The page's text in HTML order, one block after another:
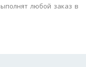
любой заказ в